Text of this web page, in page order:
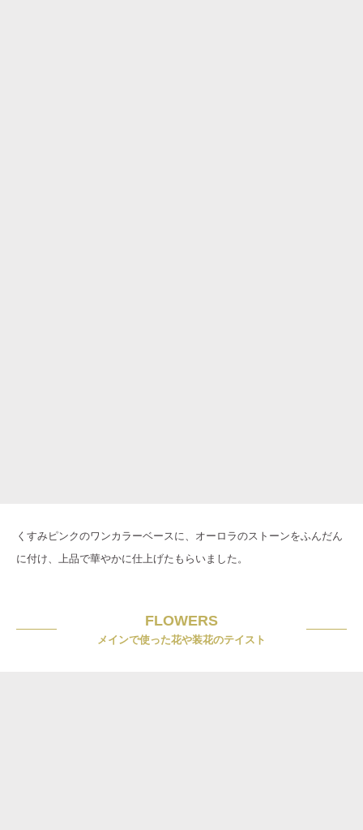
くすみピンクのワンカラーベースに、オーロラのストーンをふんだん
に付け、上品で華やかに仕上げたもらいました。
FLOWERS
メインで使った花や装花のテイスト